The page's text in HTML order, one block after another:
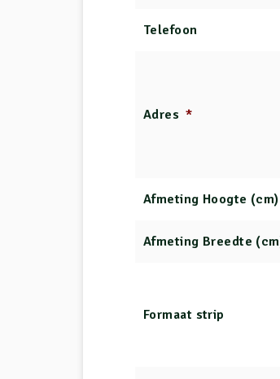
Telefoon
Adres *
Afmeting Hoogte (cm)
Afmeting Breedte
Formaat strip